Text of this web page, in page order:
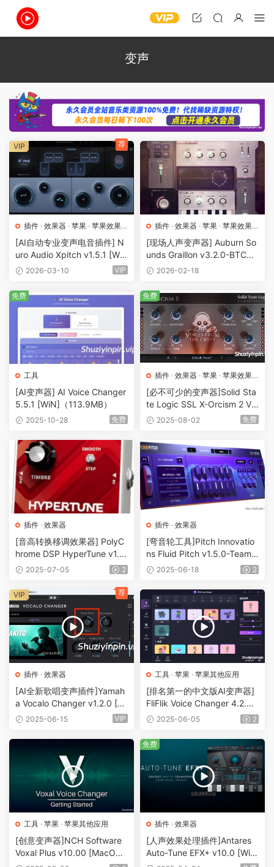
变声
插件 · 效果器 · 苹果 · 苹果效果
器
[AI自动专业变声电音插件] N
uro Audio Xpitch v1.5.1 [Wi
N, MacOSX]（37.66MB+19
2026-03-10 VIP
VIP 荐
插件 · 效果器 · 苹果 · 苹果效果
器
[现场人声变声器] Auburn So
unds Graillon v3.2.0-BTCR
[WiN, MacOSX, LiNUX]（70
2026-02-18
工具
[AI变声器] AI Voice Changer
5.5.1 [WiN]（113.9MB）
2025-10-28 免费
免费
插件 · 效果器 · 苹果 · 苹果效果
器
[必不可少的变声器]Solid Sta
te Logic SSL X-Orcism 2 Voi
ces from the Crypt (Creativ
N, MacOSX]（260GB+)
2025-08-02 免费
免费
插件 · 效果器
[音高转换移调效果器] PolyC
hrome DSP HyperTune v1.2.
1-TCD [WiN]（8.3MB）
2025-07-05 2
插件 · 效果器
[弯音轮工具]Pitch Innovatio
ns Fluid Pitch v1.5.0-TeamC
ubeadooby [WiN]（10MB）
2025-06-18 2
插件 · 效果器
[AI全新歌唱变声插件]Yamah
a Vocalo Changer v1.2.0 [Wi
N]（291MB）
2025-06-15 VIP
VIP 荐
工具 · 苹果 · 苹果其他应用
[排名第一的中文版AI变声器]
FliFlik Voice Changer 4.2.4/
4.2.0 Multilingual [WiN, Mac
2025-06-05 2
工具 · 苹果 · 苹果其他应用
[创意变声器]NCH Software
Voxal Plus v10.00 [MacOS
插件 · 效果器
[人声效果处理插件]Antares
Auto-Tune EFX+ v10.0 [Wi
免费